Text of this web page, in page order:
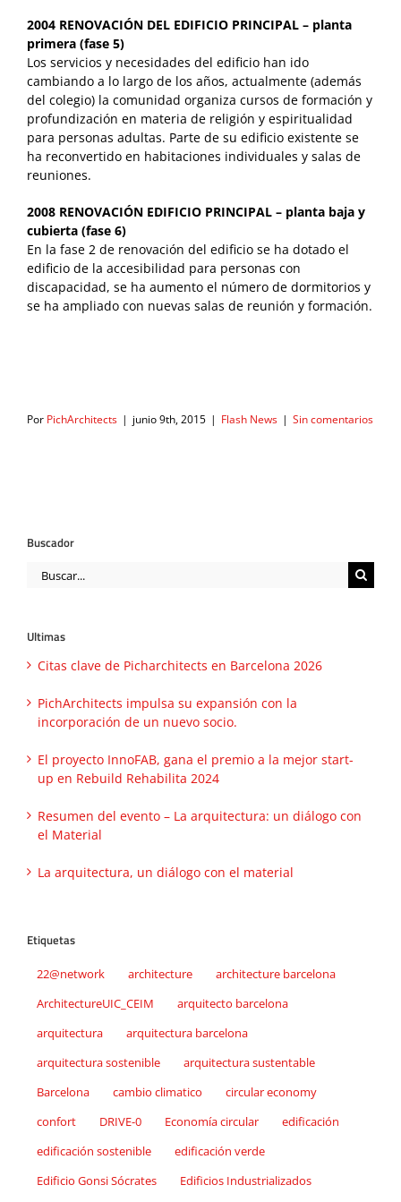
2004 RENOVACIÓN DEL EDIFICIO PRINCIPAL – planta
primera (fase 5)
Los servicios y necesidades del edificio han ido
cambiando a lo largo de los años, actualmente (además
del colegio) la comunidad organiza cursos de formación y
profundización en materia de religión y espiritualidad
para personas adultas. Parte de su edificio existente se
ha reconvertido en habitaciones individuales y salas de
reuniones.
2008 RENOVACIÓN EDIFICIO PRINCIPAL – planta baja y
cubierta (fase 6)
En la fase 2 de renovación del edificio se ha dotado el
edificio de la accesibilidad para personas con
discapacidad, se ha aumento el número de dormitorios y
se ha ampliado con nuevas salas de reunión y formación.
Por PichArchitects | junio 9th, 2015 | Flash News | Sin comentarios
Buscador
Buscar:
Ultimas
Citas clave de Picharchitects en Barcelona 2026
PichArchitects impulsa su expansión con la
incorporación de un nuevo socio.
El proyecto InnoFAB, gana el premio a la mejor start-
up en Rebuild Rehabilita 2024
Resumen del evento – La arquitectura: un diálogo con
el Material
La arquitectura, un diálogo con el material
Etiquetas
22@network architecture
architecture barcelona
ArchitectureUIC_CEIM
arquitecto barcelona
arquitectura
arquitectura barcelona
arquitectura sostenible
arquitectura sustentable
Barcelona
cambio climatico
circular economy
confort
DRIVE-0 Economía circular
edificación
edificación sostenible
edificación verde
Edificio Gonsi Sócrates
Edificios Industrializados